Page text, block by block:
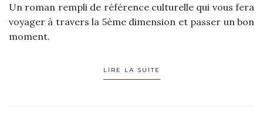
Un roman rempli de référence culturelle qui vous fera
voyager à travers la 5ème dimension et passer un bon
moment.
LIRE LA SUITE